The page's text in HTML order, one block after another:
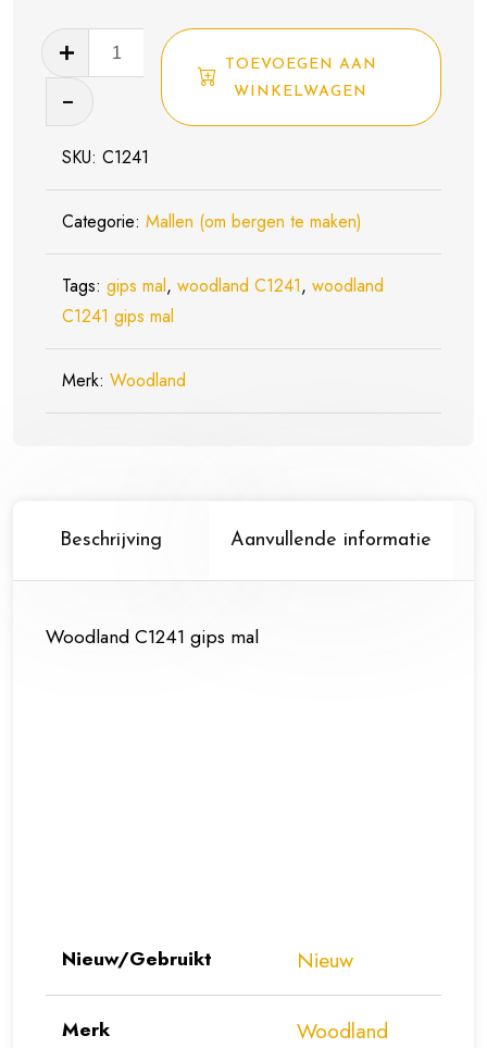
Woodland
C1241
aantal
TOEVOEGEN AAN
WINKELWAGEN
SKU: C1241
Categorie: Mallen (om bergen te maken)
Tags: gips mal, woodland C1241, woodland
C1241 gips mal
Merk: Woodland
Beschrijving Aanvullende informatie
Woodland C1241 gips mal
Nieuw/Gebruikt Nieuw
Merk Woodland